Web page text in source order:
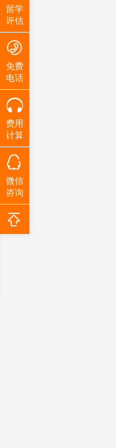
留学
评估
免费
电话
费用
计算
微信
咨询